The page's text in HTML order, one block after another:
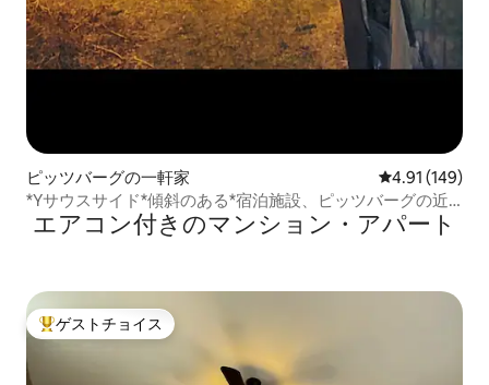
ピッツバーグの一軒家 レビュー149
4.91 (149)
*Yサウスサイド*傾斜のある*宿泊施設、ピッツバーグの近
く
エアコン付きのマンション・アパート
大好評のゲストチョイスです。
ゲストチョイス